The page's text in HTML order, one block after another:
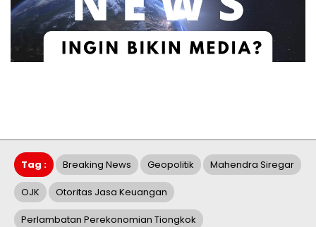
Tag : Breaking News Geopolitik Mahendra Siregar
OJK Otoritas Jasa Keuangan
Perlambatan Perekonomian Tiongkok